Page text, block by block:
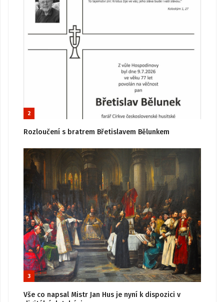
2
Rozloučení s bratrem Břetislavem Bělunkem
3
Vše co napsal Mistr Jan Hus je nyní k dispozici v